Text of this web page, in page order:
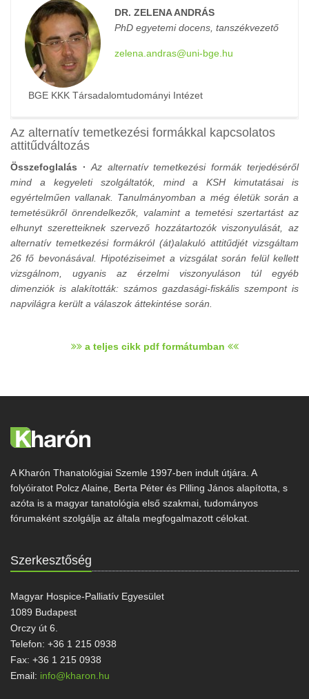
DR. ZELENA ANDRÁS
PhD egyetemi docens, tanszékvezető
zelena.andras@uni-bge.hu
BGE KKK Társadalomtudományi Intézet
Az alternatív temetkezési formákkal kapcsolatos
attitűdváltozás
Összefoglalás · Az alternatív temetkezési formák terjedéséről
mind a kegyeleti szolgáltatók, mind a KSH kimutatásai is
egyértelműen vallanak. Tanulmányomban a még életük során a
temetésükről önrendelkezők, valamint a temetési szertartást az
elhunyt szeretteiknek szervező hozzátartozók viszonyulását, az
alternatív temetkezési formákról (át)alakuló attitűdjét vizsgáltam
26 fő bevonásával. Hipotéziseimet a vizsgálat során felül kellett
vizsgálnom, ugyanis az érzelmi viszonyuláson túl egyéb
dimenziók is alakították: számos gazdasági-fiskális szempont is
napvilágra került a válaszok áttekintése során.
a teljes cikk pdf formátumban
A Kharón Thanatológiai Szemle 1997-ben indult útjára. A
folyóiratot Polcz Alaine, Berta Péter és Pilling János alapította, s
azóta is a magyar tanatológia első szakmai, tudományos
fórumaként szolgálja az általa megfogalmazott célokat.
Szerkesztőség
Magyar Hospice-Palliatív Egyesület
1089 Budapest
Orczy út 6.
Telefon: +36 1 215 0938
Fax: +36 1 215 0938
Email: info@kharon.hu